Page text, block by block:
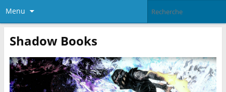
Menu
Shadow Books